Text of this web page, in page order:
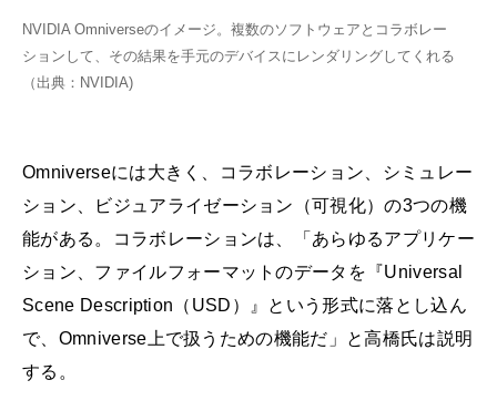
NVIDIA Omniverseのイメージ。複数のソフトウェアとコラボレー
ションして、その結果を手元のデバイスにレンダリングしてくれる
（出典：NVIDIA)
Omniverseには大きく、コラボレーション、シミュレー
ション、ビジュアライゼーション（可視化）の3つの機
能がある。コラボレーションは、「あらゆるアプリケー
ション、ファイルフォーマットのデータを『Universal
Scene Description（USD）』という形式に落とし込ん
で、Omniverse上で扱うための機能だ」と高橋氏は説明
する。